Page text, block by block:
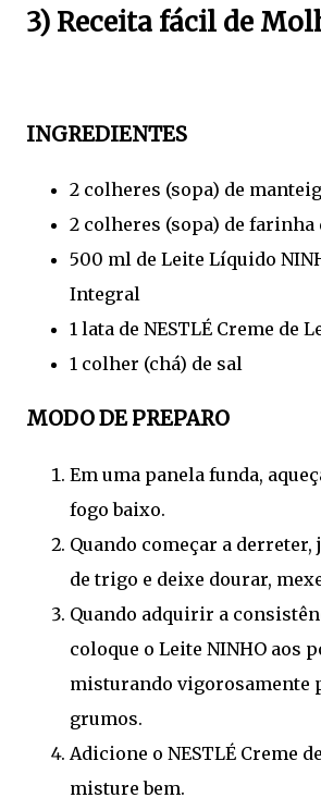
3) Receita fácil de
INGREDIENTES
2 colheres (sopa) de
2 colheres (sopa) de farinha
500 ml de Leite Líquido
Integral
1 lata de NESTLÉ Creme de
1 colher (chá) de sal
MODO DE PREPARO
Em uma panela funda,
fogo baixo.
Quando começar a
de trigo e deixe dourar,
Quando adquirir a
coloque o Leite NINHO aos
misturando vigorosamente
grumos.
Adicione o NESTLÉ Creme
misture bem.